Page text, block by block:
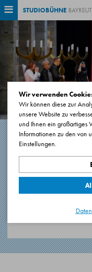
STUDIOBÜHNE
ROMEO
Tragödie von
2 Stunden 25 Minuten.
Wir verwenden
Wir können diese zur
unsere Website zu
und Ihnen ein großartiges
Informationen zu den von
Einstellungen.